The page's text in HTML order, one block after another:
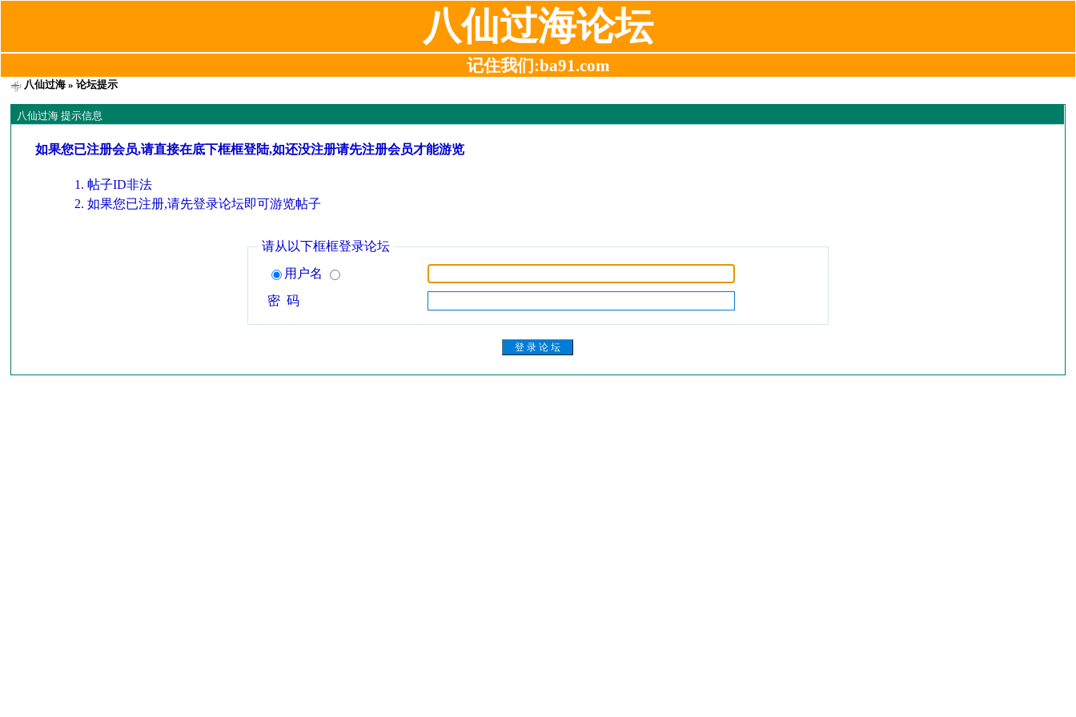
八仙过海论坛
记住我们:ba91.com
八仙过海 » 论坛提示
八仙过海 提示信息
如果您已注册会员,请直接在底下框框登陆,如还没注册请先注册会员才能游览
帖子ID非法
如果您已注册,请先登录论坛即可游览帖子
请从以下框框登录论坛
用户名
密 码